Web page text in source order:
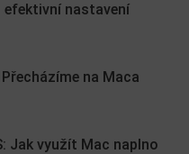
efektivní nastavení
na Maca
Jak využít Mac naplno